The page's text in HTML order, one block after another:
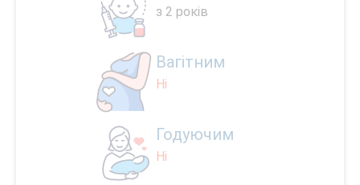
з 2 років
Вагітним
Ні
Годуючим
Ні